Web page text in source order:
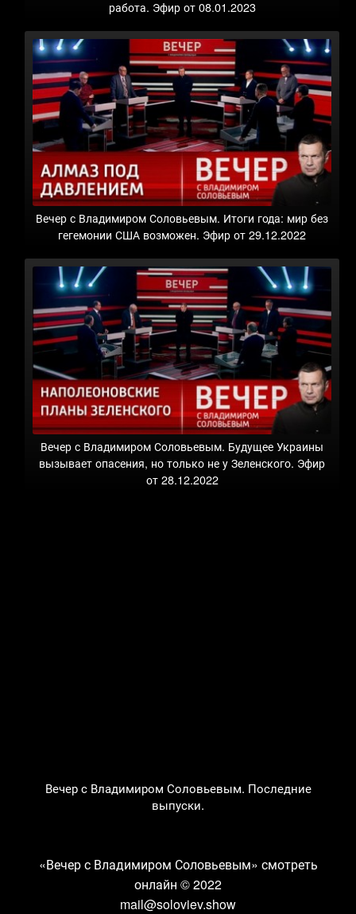
работа. Эфир от 08.01.2023
Вечер с Владимиром Соловьевым. Итоги года: мир без
гегемонии США возможен. Эфир от 29.12.2022
Вечер с Владимиром Соловьевым. Будущее Украины
вызывает опасения, но только не у Зеленского. Эфир
от 28.12.2022
Вечер с Владимиром Соловьевым. Последние
выпуски.
«Вечер с Владимиром Соловьевым» смотреть
онлайн © 2022
mail@soloviev.show